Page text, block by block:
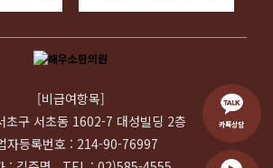
카톡상담
[비급여항목]
초구 서초동 1602-7 대성빌딩 2층
자등록번호 : 214-90-76997